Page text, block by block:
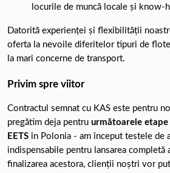
locurile de muncă locale și know-
Datorită experienței și flexibilității
oferta la nevoile diferitelor tipuri de
la mari concerne de transport.
Privim spre viitor
Contractul semnat cu KAS este pentru
pregătim deja pentru următoarele
EETS în Polonia - am început testele de
indispensabile pentru lansarea completă
finalizarea acestora, clienții noștri vor